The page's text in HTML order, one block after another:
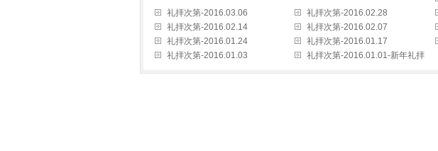
礼拝次第-2016.03.06
礼拝次第-2016.02.28
礼拝次第-2016.02.14
礼拝次第-2016.02.07
礼拝次第-2016.01.24
礼拝次第-2016.01.17
礼拝次第-2016.01.03
礼拝次第-2016.01.01-新年礼拝